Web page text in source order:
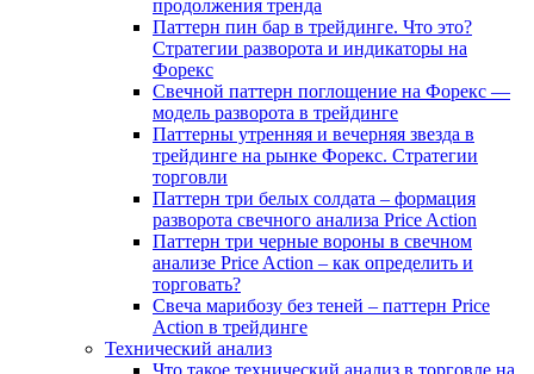
продолжения тренда
Паттерн пин бар в трейдинге. Что это?
Стратегии разворота и индикаторы на
Форекс
Свечной паттерн поглощение на Форекс —
модель разворота в трейдинге
Паттерны утренняя и вечерняя звезда в
трейдинге на рынке Форекс. Стратегии
торговли
Паттерн три белых солдата – формация
разворота свечного анализа Price Action
Паттерн три черные вороны в свечном
анализе Price Action – как определить и
торговать?
Свеча марибозу без теней – паттерн Price
Action в трейдинге
Технический анализ
Что такое технический анализ в торговле на